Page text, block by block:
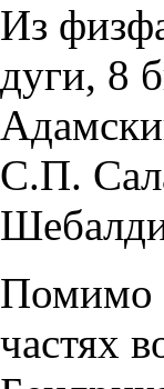
Из
дуги, 8
С.П.
Помимо
частях